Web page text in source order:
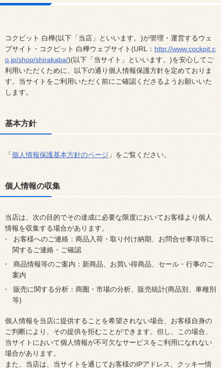
コクピット 白樺(以下「当店」といいます。)が管理・運営するウェ
ブサイト・コクピット 白樺ウェブサイト(URL： http://www.cockpit.c
o.jp/shop/shirakaba/)(以下「当サイト」といいます。)を安心してご
利用いただくために、以下の通り個人情報保護方針を定めておりま
す。当サイトをご利用いただく前にご確認くださるようお願いいた
します。
基本方針
「個人情報保護基本方針のページ 」をご覧ください。
個人情報の収集
当店は、次の目的でその達成に必要な限度においてお客様より個人
情報を収集する場合があります。
お客様へのご連絡：商品入荷・取り付け納期、お問合せ事項等に
関するご連絡・ご確認
商品情報等のご案内：新商品、お買い得商品、セール・行事のご
案内
販売に関する分析：商圏・市場の分析、販売統計(商品別、車種別
等)
個人情報を当店に提供することを希望されない場合、お客様自身の
ご判断により、その提供を拒むことができます。但し、この場合、
当サイトにおいて個人情報が不可欠なサービスをご利用になれない
場合があります。
また、当店は、当サイトを通じてお客様のIPアドレス、クッキー情